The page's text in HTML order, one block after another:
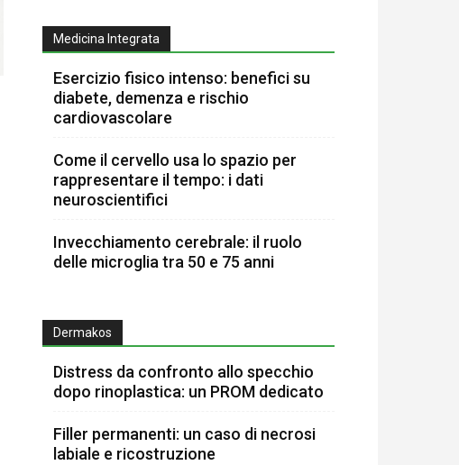
Medicina Integrata
Esercizio fisico intenso: benefici su
diabete, demenza e rischio
cardiovascolare
Come il cervello usa lo spazio per
rappresentare il tempo: i dati
neuroscientifici
Invecchiamento cerebrale: il ruolo
delle microglia tra 50 e 75 anni
Dermakos
Distress da confronto allo specchio
dopo rinoplastica: un PROM dedicato
Filler permanenti: un caso di necrosi
labiale e ricostruzione